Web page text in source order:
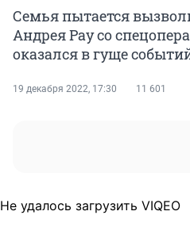
Семья пытается
Андрея Рау со
оказался в гуще
19 декабря 2022, 17:30 11 601
Не удалось загрузить VIQEO